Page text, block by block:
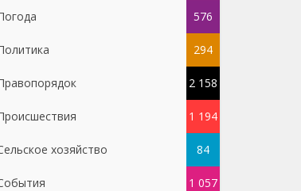
576
294
2 158
1 194
хозяйство 84
1 057